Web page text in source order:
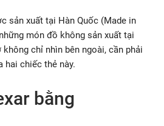
sản xuất tại Hàn Quốc (Made in
món đồ không sản xuất tại
chỉ nhìn bên ngoài, cần phải
hai chiếc thẻ này.
bằng